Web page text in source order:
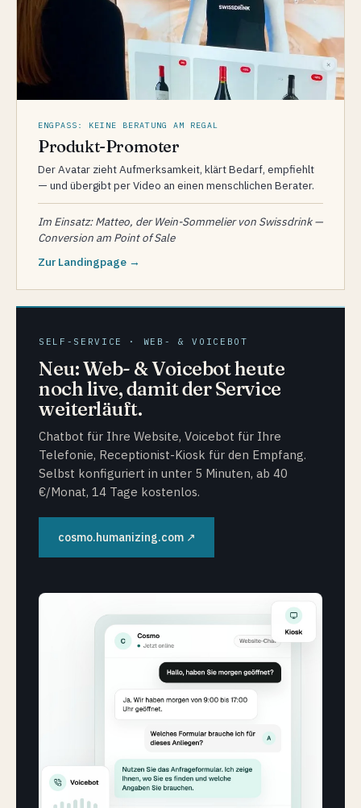
ENGPASS: KEINE BERATUNG AM REGAL
Produkt-Promoter
Der Avatar zieht Aufmerksamkeit, klärt Bedarf, empfiehlt
— und übergibt per Video an einen menschlichen Berater.
Im Einsatz: Matteo, der Wein-Sommelier von Swissdrink —
Conversion am Point of Sale
Zur Landingpage →
SELF-SERVICE · WEB- & VOICEBOT
Neu: Web- & Voicebot heute
noch live, damit der Service
weiterläuft.
Chatbot für Ihre Website, Voicebot für Ihre
Telefonie, Receptionist-Kiosk für den Empfang.
Selbst konfiguriert in unter 5 Minuten, ab 40
€/Monat, 14 Tage kostenlos.
cosmo.humanizing.com ↗